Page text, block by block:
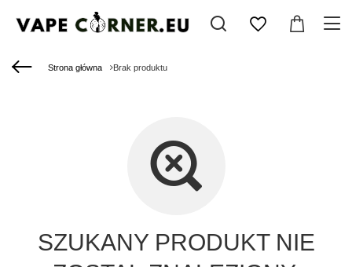
Strona główna Brak produktu
SZUKANY PRODUKT NIE